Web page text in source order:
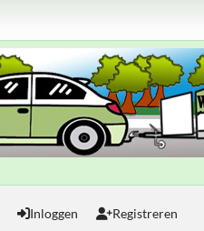
Inloggen Registreren